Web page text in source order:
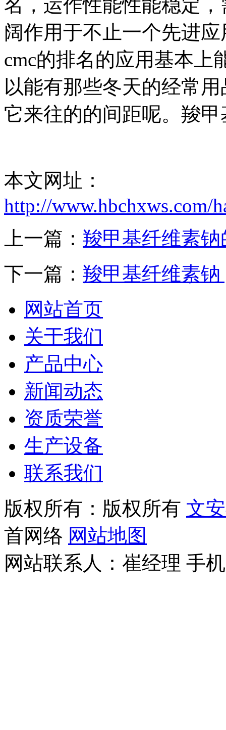
名，运作性能性能稳定
阔作用于不止一个先进
cmc的排名的应用基本上
以能有那些冬天的经常
它来往的的间距呢。羧
本文网址：
http://www.hbchxws.com/
上一篇： 羧甲基纤维素
下一篇： 羧甲基纤维素
网站首页
关于我们
产品中心
新闻动态
资质荣誉
生产设备
联系我们
版权所有：版权所有 文
首网络 网站地图
网站联系人：崔经理 手